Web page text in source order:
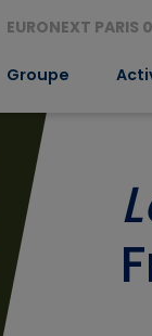
EURONEXT
Groupe